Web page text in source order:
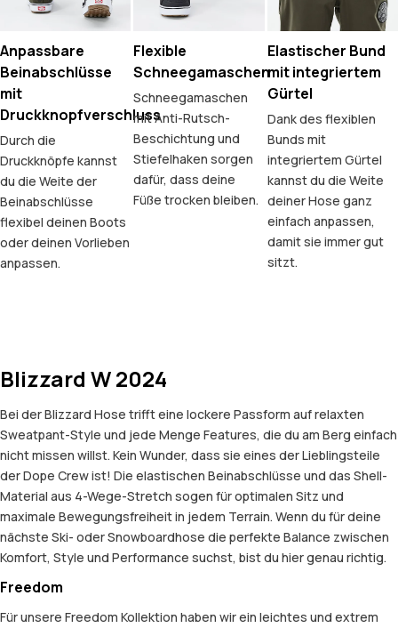
Anpassbare
Beinabschlüsse
mit
Druckknopfverschluss
Durch die
Druckknöpfe kannst
du die Weite der
Beinabschlüsse
flexibel deinen Boots
oder deinen Vorlieben
anpassen.
Flexible
Schneegamaschen
Schneegamaschen
mit Anti-Rutsch-
Beschichtung und
Stiefelhaken sorgen
dafür, dass deine
Füße trocken bleiben.
Elastischer Bund
mit integriertem
Gürtel
Dank des flexiblen
Bunds mit
integriertem Gürtel
kannst du die Weite
deiner Hose ganz
einfach anpassen,
damit sie immer gut
sitzt.
Blizzard W 2024
Bei der Blizzard Hose trifft eine lockere Passform auf relaxten
Sweatpant-Style und jede Menge Features, die du am Berg einfach
nicht missen willst. Kein Wunder, dass sie eines der Lieblingsteile
der Dope Crew ist! Die elastischen Beinabschlüsse und das Shell-
Material aus 4-Wege-Stretch sogen für optimalen Sitz und
maximale Bewegungsfreiheit in jedem Terrain. Wenn du für deine
nächste Ski- oder Snowboardhose die perfekte Balance zwischen
Komfort, Style und Performance suchst, bist du hier genau richtig.
Freedom
Für unsere Freedom Kollektion haben wir ein leichtes und extrem